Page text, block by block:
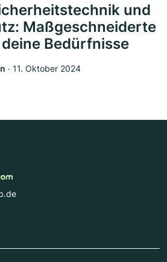
und
Maßgeschneiderte
Bedürfnisse
‧ 11. Oktober 2024